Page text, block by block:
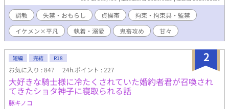
ン。 ワンコ溺愛攻め→鬼畜攻めに変化。 ロンの泣き顔が好きにな
り、支配欲の虜になる。 ロン(受け) 嫌なことから兎に角逃げてき
た人生。 小学生の頃、夏休みの宿題は最後の日になっても出来な
かった。 人の気持ちがわからないことがある。 アリサ 派手な見
た目
調教 失禁・おもらし 貞操帯
拘束・拘束具・監禁
イケメン×平凡
執着・溺愛 鬼畜攻め 甘々
2
短編 完結 R18
お気に入り : 847 24h.ポイント : 227
大好きな騎士様に冷たくされていた婚約者君が召喚され
てきたショタ神子に寝取られる話
豚キノコ